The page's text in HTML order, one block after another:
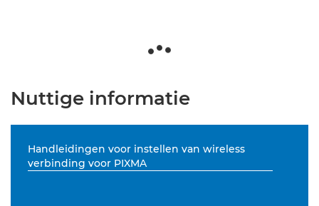
Nuttige informatie
Handleidingen voor instellen van wireless
verbinding voor PIXMA